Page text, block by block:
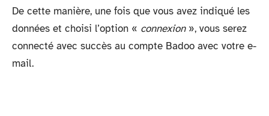
De cette manière, une fois que vous avez indiqué les
données et choisi l’option « connexion», vous serez
connecté avec succès au compte Badoo avec votre e-
mail.